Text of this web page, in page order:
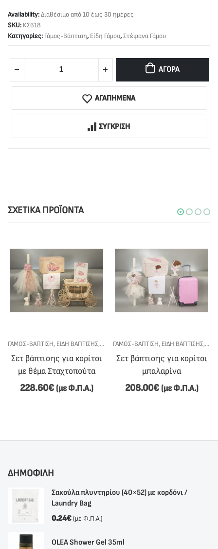
Availability:Διαθέσιμο από 10 έως 30 ημέρες
SKU: ΚΣ618
Κατηγορίες: Γάμος-Βάπτιση, Είδη Γάμου,Στέφανα Γάμου
ΑΓΟΡΆ
ΑΓΑΠΗΜΕΝΑ
ΣΥΓΚΡΙΣΗ
ΣΧΕΤΙΚΆ ΠΡΟΪΌΝΤΑ
ΒΆΠΤΙΣΗΣ,ΣΕΤ ΒΆΠΤΙΣΗΣ ΓΙΑ ΚΟΡΊΤΣΙ
ΓΆΜΟΣ-ΒΆΠΤΙΣΗ, ΕΊΔΗ ΒΆΠΤΙΣΗΣ, ΣΕΤ ΒΆΠΤΙΣΗΣ,ΣΕΤ ΒΆΠΤΙΣΗΣ ΓΙΑ ΚΟΡΊΤΣΙ
Σετ βάπτισης για κορίτσι
με θέμα Σταχτοπούτα
228.60€ (με Φ.Π.Α.)
ΓΆΜΟΣ-ΒΆΠΤΙΣΗ, ΕΊΔΗ ΒΆΠΤΙΣΗΣ,
Σετ βάπτισης για κορίτσι
μπαλαρίνα
208.00€ (με Φ.Π.Α.)
ΔΗΜΟΦΙΛΗ
Σακούλα πλυντηρίου (40×52) με κορδόνι /
Laundry Bag
0.24€ (με Φ.Π.Α.)
OLEA Shower Gel 35ml